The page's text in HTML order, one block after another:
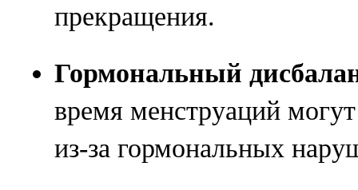
прекращения.
Гормональный
время менструаций
из-за гормональных